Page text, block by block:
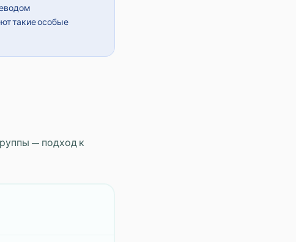
такие особые
— подход к